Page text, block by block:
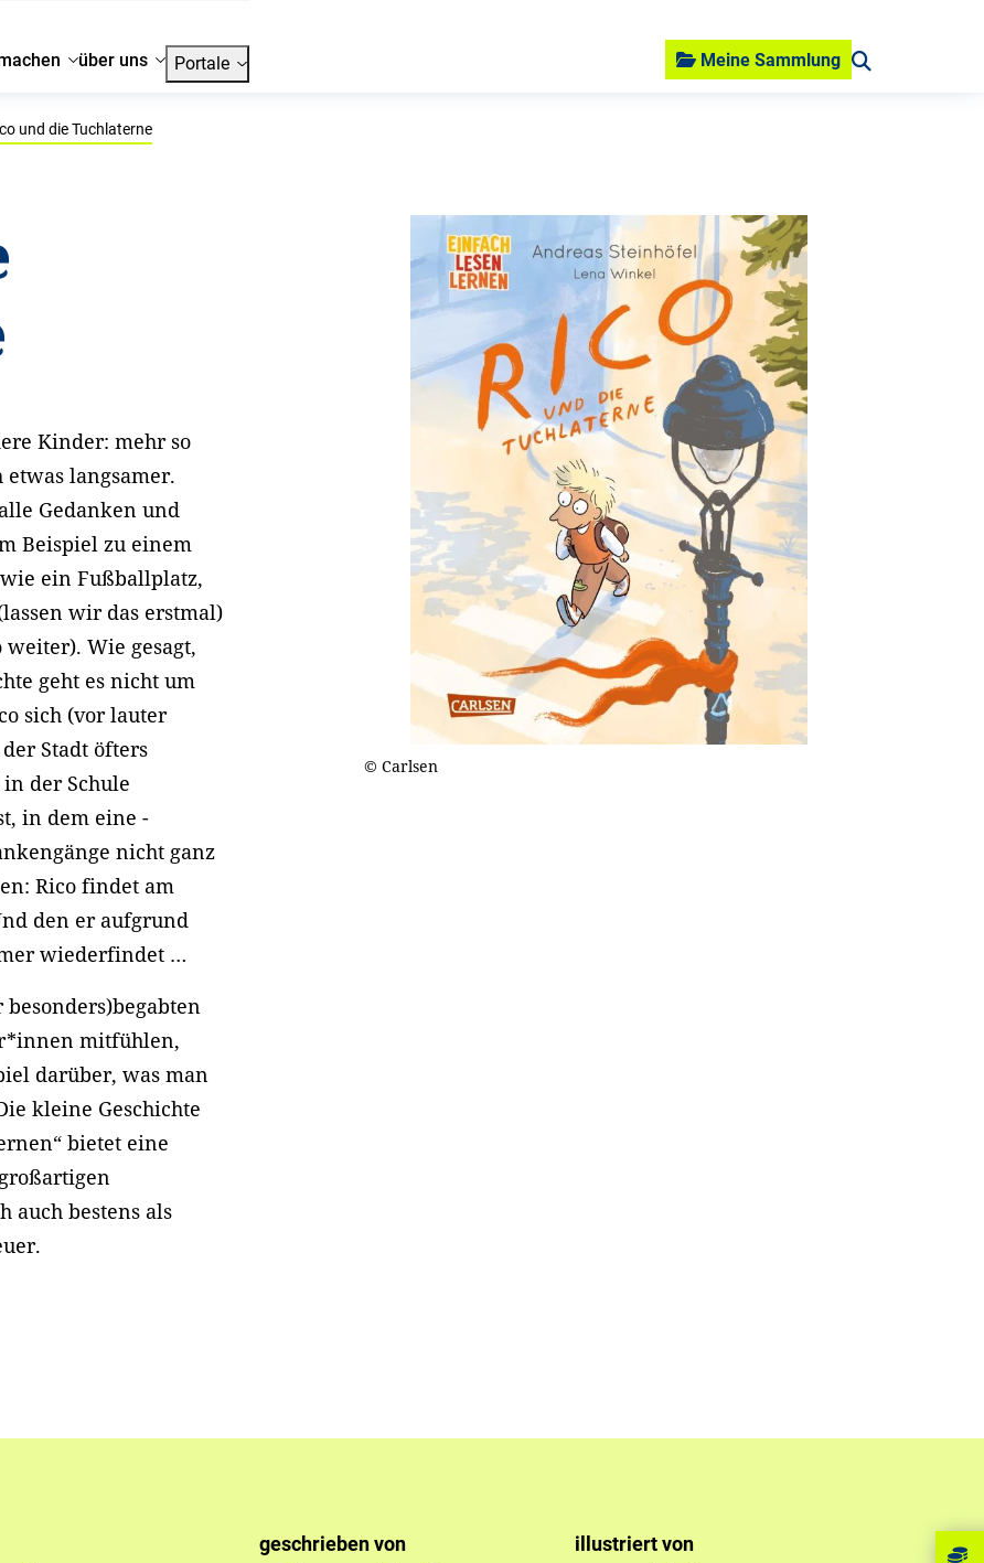
über uns Portale Meine Sammlung
und die Tuchlaterne
Kinder: mehr so
langsamer.
Gedanken und
Beispiel zu einem
ein Fußballplatz,
wir das erstmal)
Wie gesagt,
geht es nicht um
sich (vor lauter
Stadt öfters
der Schule
in dem eine -
nicht ganz
Rico findet am
den er aufgrund
wiederfindet …
mitfühlen,
darüber, was man
kleine Geschichte
bietet eine
auch bestens als
© Carlsen
geschrieben von illustriert von